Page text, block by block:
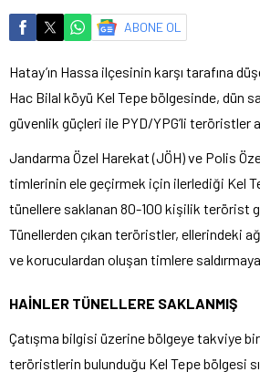
ABONE OL
Hatay’ın Hassa ilçesinin karşı tarafına
Hac Bilal köyü Kel Tepe bölgesinde, dün
güvenlik güçleri ile PYD/YPG’li teröristler
Jandarma Özel Harekat (JÖH) ve Polis
timlerinin ele geçirmek için ilerlediği Kel
tünellere saklanan 80-100 kişilik terörist
Tünellerden çıkan teröristler, ellerindeki
ve koruculardan oluşan timlere saldırmaya
HAİNLER TÜNELLERE SAKLANMIŞ
Çatışma bilgisi üzerine bölgeye takviye
teröristlerin bulunduğu Kel Tepe bölgesi